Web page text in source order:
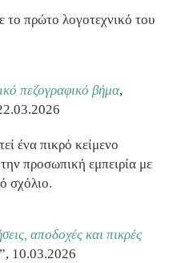
το πρώτο λογοτεχνικό του
πεζογραφικό βήμα,
ένα πικρό κείμενο
προσωπική εμπειρία με
σχόλιο.
αποδοχές και πικρές
10.03.2026